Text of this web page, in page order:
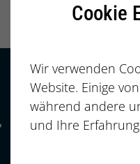
Hessen
Kontakt
+49 (0)
911/23733277
Telefonnummer: 4 9 0
Cookie
Wir verwenden
Website. Einige
während andere
und Ihre